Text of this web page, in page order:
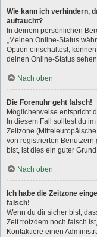
Wie kann ich verhindern,
auftaucht?
In deinem persönlichen
„Meinen Online-Status
Option einschaltest,
deinen Online-Status
Nach oben
Die Forenuhr geht falsch!
Möglicherweise entspricht
In diesem Fall solltest du
Zeitzone
von registrierten
bist, ist dies ein guter
Nach oben
Ich habe die Zeitzone
falsch!
Wenn du dir sicher bist,
Zeit trotzdem noch falsch
Kontaktiere einen